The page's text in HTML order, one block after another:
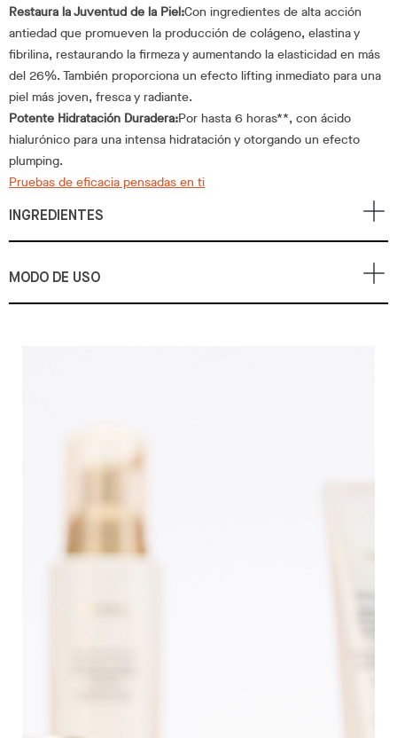
Restaura la Juventud de la Piel:Con ingredientes de alta acción
antiedad que promueven la producción de colágeno, elastina y
fibrilina, restaurando la firmeza y aumentando la elasticidad en más
del 26%. También proporciona un efecto lifting inmediato para una
piel más joven, fresca y radiante.
Potente Hidratación Duradera:Por hasta 6 horas**, con ácido
hialurónico para una intensa hidratación y otorgando un efecto
plumping.
Pruebas de eficacia pensadas en ti
INGREDIENTES
MODO DE USO